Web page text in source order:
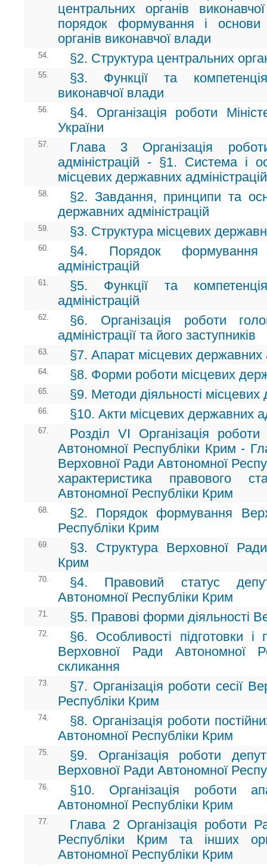
центральних органів
порядок формування і основи
органів виконавчої влади
54. §2. Структура центральних
55.
§3. Функції та
виконавчої влади
56.
§4. Організація роботи
України
57.
Глава 3 Організація
адміністрацій - §1. Система і
місцевих державних адміністрацій
58.
§2. Завдання, принципи та
державних адміністрацій
59. §3. Структура місцевих
60.
§4. Порядок формування
адміністрацій
61.
§5. Функції та
адміністрацій
62.
§6. Організація роботи
адміністрації та його заступників
63. §7. Апарат місцевих державних
64. §8. Форми роботи місцевих
65. §9. Методи діяльності місцевих
66. §10. Акти місцевих державних
67.
Розділ VI Організація роботи
Автономної Республіки Крим -
Верховної Ради Автономної
характеристика правового
Автономної Республіки Крим
68.
§2. Порядок формування
Республіки Крим
69.
§3. Структура Верховної
Крим
70.
§4. Правовий статус
Автономної Республіки Крим
71. §5. Правові форми діяльності
72.
§6. Особливості підготовки і
Верховної Ради Автономної
скликання
73.
§7. Організація роботи сесії
Республіки Крим
74.
§8. Організація роботи
Автономної Республіки Крим
75.
§9. Організація роботи
Верховної Ради Автономної
76.
§10. Організація роботи
Автономної Республіки Крим
77.
Глава 2 Організація роботи
Республіки Крим та інших
Автономної Республіки Крим